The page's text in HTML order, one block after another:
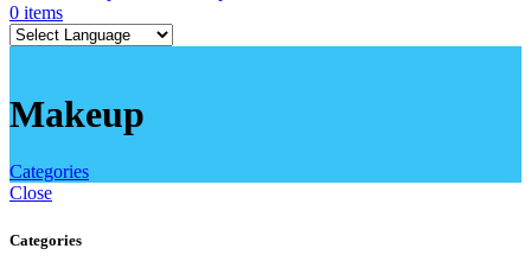
0 items
Makeup
Categories
Close
Categories